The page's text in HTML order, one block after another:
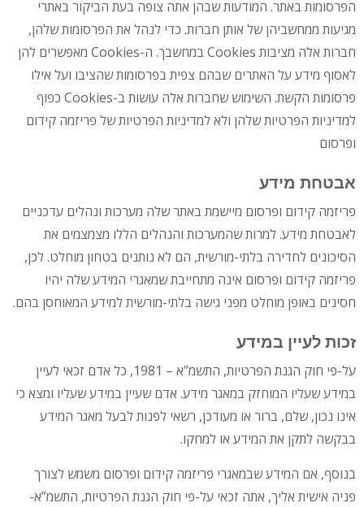
הפרסומות באתר. המודעות שבהן אתה צופה בעת הביקור באתרי
מגיעות ממחשביהן של אותן חברות. כדי לנהל את הפרסומות שלהן,
חברות אלה מציבות Cookies במחשבך. ה-Cookies מאפשרים להן
לאסוף מידע על האתרים שבהם צפית בפרסומות שהציבו ועל אילו
פרסומות הקשת. השימוש שחברות אלה עושות ב-Cookies כפוף
למדיניות הפרטיות שלהן ולא למדיניות הפרטיות של פריזמה קידום
ופרסום
אבטחת מידע
פריזמה קידום ופרסום מיישמת באתר שלה מערכות ונהלים עדכניים
לאבטחת מידע. למרות שהמערכות והנהלים הללו מצמצמים את
הסיכונים לחדירה בלתי-מורשית, הם לא נותנים בטחון מוחלט. לכן,
פריזמה קידום ופרסום אינה מתחייבת שמאגרי המידע שלה יהיו
חסינים באופן מוחלט מפני גישה בלתי-מורשית למידע המאוחסן בהם.
זכות לעיין במידע
על-פי חוק הגנת הפרטיות, התשמ”א – 1981, כל אדם זכאי לעיין
במידע שעליו המוחזק במאגר מידע. אדם שעיין במידע שעליו ומצא כי
אינו נכון, שלם, ברור או מעודכן, רשאי לפנות לבעל מאגר המידע
בבקשה לתקן את המידע או למחקו.
בנוסף, אם המידע שבמאגרי פריזמה קידום ופרסום משמש לצורך
פניה אישית אליך, אתה זכאי על-פי חוק הגנת הפרטיות, התשמ”א-